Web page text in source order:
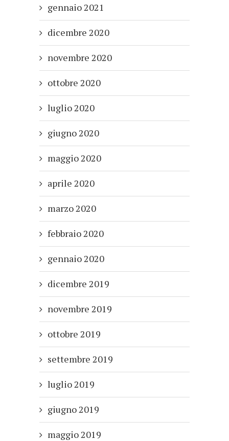
gennaio 2021
dicembre 2020
novembre 2020
ottobre 2020
luglio 2020
giugno 2020
maggio 2020
aprile 2020
marzo 2020
febbraio 2020
gennaio 2020
dicembre 2019
novembre 2019
ottobre 2019
settembre 2019
luglio 2019
giugno 2019
maggio 2019